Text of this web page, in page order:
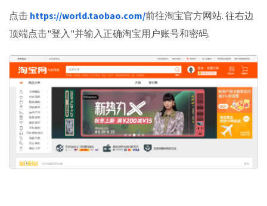
点击 https://world.taobao.com/前往淘宝官方网站. 往右边
顶端点击"登入"并输入正确淘宝用户账号和密码.